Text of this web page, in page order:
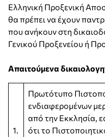
Ελληνική Προξενική
θα πρέπει να έχουν
που ανήκουν στη
Γενικού Προξενείου ή
Απαιτούμενα
1.
Πρωτότυπο
ενδιαφερομένων
από την Εκκλησία,
ότι το